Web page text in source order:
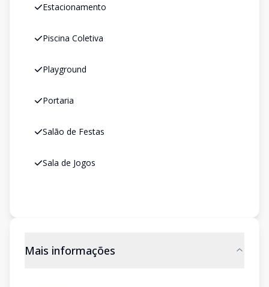
Estacionamento
Piscina Coletiva
Playground
Portaria
Salão de Festas
Sala de Jogos
Mais informações